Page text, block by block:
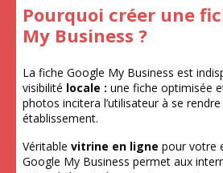
Pourquoi créer une
My Business ?
La fiche Google My Business est
visibilité locale : une fiche optimisée
photos incitera l’utilisateur à se
établissement.
Véritable vitrine en ligne pour votre
Google My Business permet aux